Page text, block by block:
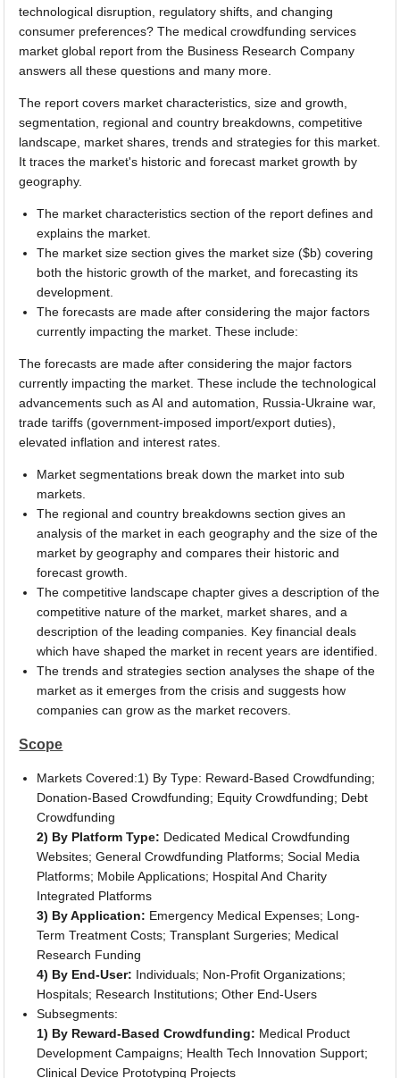
technological disruption, regulatory shifts, and changing
consumer preferences? The medical crowdfunding services
market global report from the Business Research Company
answers all these questions and many more.
The report covers market characteristics, size and growth,
segmentation, regional and country breakdowns, competitive
landscape, market shares, trends and strategies for this market.
It traces the market's historic and forecast market growth by
geography.
The market characteristics section of the report defines and
explains the market.
The market size section gives the market size ($b) covering
both the historic growth of the market, and forecasting its
development.
The forecasts are made after considering the major factors
currently impacting the market. These include:
The forecasts are made after considering the major factors
currently impacting the market. These include the technological
advancements such as AI and automation, Russia-Ukraine war,
trade tariffs (government-imposed import/export duties),
elevated inflation and interest rates.
Market segmentations break down the market into sub
markets.
The regional and country breakdowns section gives an
analysis of the market in each geography and the size of the
market by geography and compares their historic and
forecast growth.
The competitive landscape chapter gives a description of the
competitive nature of the market, market shares, and a
description of the leading companies. Key financial deals
which have shaped the market in recent years are identified.
The trends and strategies section analyses the shape of the
market as it emerges from the crisis and suggests how
companies can grow as the market recovers.
Scope
Markets Covered:1) By Type: Reward-Based Crowdfunding;
Donation-Based Crowdfunding; Equity Crowdfunding; Debt
Crowdfunding
2) By Platform Type: Dedicated Medical Crowdfunding
Websites; General Crowdfunding Platforms; Social Media
Platforms; Mobile Applications; Hospital And Charity
Integrated Platforms
3) By Application: Emergency Medical Expenses; Long-
Term Treatment Costs; Transplant Surgeries; Medical
Research Funding
4) By End-User: Individuals; Non-Profit Organizations;
Hospitals; Research Institutions; Other End-Users
Subsegments:
1) By Reward-Based Crowdfunding: Medical Product
Development Campaigns; Health Tech Innovation Support;
Clinical Device Prototyping Projects